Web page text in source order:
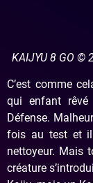
KAIJYU 8 GO ©
C’est comme
qui enfant
Défense.
fois au test et il
nettoyeur. Mais
créature